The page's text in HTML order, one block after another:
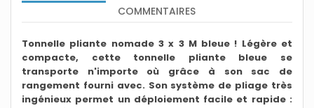
COMMENTAIRES
Tonnelle pliante nomade 3 x 3 M bleue ! Légère et
compacte, cette tonnelle pliante bleue se
transporte n'importe où grâce à son sac de
rangement fourni avec. Son système de pliage très
ingénieux permet un déploiement facile et rapide :